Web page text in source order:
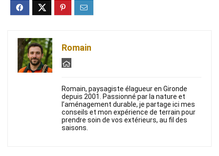
Romain
Romain, paysagiste élagueur en Gironde
depuis 2001. Passionné par la nature et
l’aménagement durable, je partage ici mes
conseils et mon expérience de terrain pour
prendre soin de vos extérieurs, au fil des
saisons.